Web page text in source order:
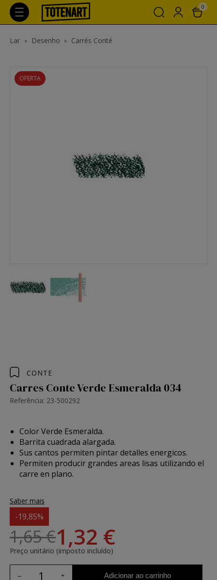
0
Lar Desenho Carrés Conté
OFERTA
CONTE
Carres Conte Verde Esmeralda 034
Referência: 23-500292
Color Verde Esmeralda.
Barrita cuadrada alargada.
Sus cantos permiten pintar detalles energicos.
Permiten producir grandes areas lisas utilizando el
carre en plano.
Saber mais
-19,85%
1,65 €1,32 €
Preço unitário (imposto incluído)
Adicionar ao carrinho